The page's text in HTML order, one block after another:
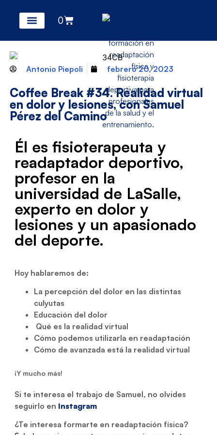
0
Antonio Piepoli febrero 20, 2023
Coffee Break #34. Realidad virtual
en dolor y lesiones, con Samuel
Pérez del Camino
Él es fisioterapeuta y
readaptador deportivo,
profesor en la
universidad de LaSalle,
experto en dolor y
lesiones y un apasionado
del deporte.
Hoy hablaremos de:
La percepción del dolor en las distintas
culyutas
Educación del dolor
Qué es la realidad virtual
Cómo podemos utilizarla en readaptación
Cómo de avanzada está la realidad virtual
¡Y mucho más!
Si te interesa el trabajo de Samuel, no olvides
seguirlo en Instagram
¿Te interesa formarte en readaptación física?